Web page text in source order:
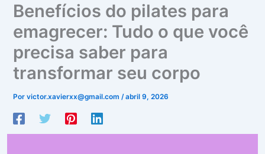
Benefícios do pilates para
emagrecer: Tudo o que você
precisa saber para
transformar seu corpo
Porvictor.xavierxx@gmail.com/abril 9, 2026